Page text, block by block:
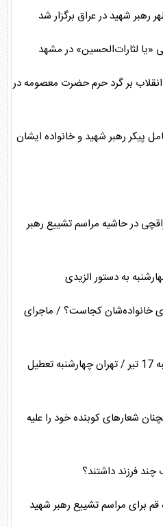
رهبر شهید در عراق برگزار شد
«یا لثارات‌الحسین» در مشهد
بر گرد حرم حضرت معصومه در
پیکر رهبر شهید و خانواده ایشان
در حاشیه مراسم تشییع رهبر
به دستور الزیدی
خانواده‌شان کجاست؟ / ماجرای
جزییات تعطیلی ادارات چهارشنبه 17 تیر / تهران چهارشنبه تعطیل
شعار‌های کوبنده خود را علیه
چند فرزند داشتند؟